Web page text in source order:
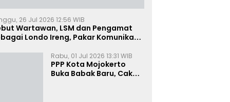
26 Jul 2026 12:56 WIB
Wartawan, LSM dan Pengamat
Londo Ireng, Pakar Komunikasi:
Rabu, 01 Jul 2026 13:31 WIB
PPP Kota Mojokerto
Buka Babak Baru, Cak